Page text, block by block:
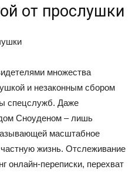
от прослушки
множества
и незаконным сбором
спецслужб. Даже
Сноуденом – лишь
масштабное
жизнь. Отслеживание
онлайн-переписки, перехват